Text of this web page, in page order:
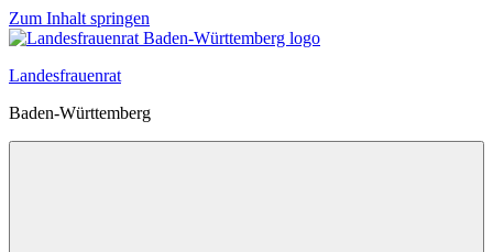
Zum Inhalt springen
Landesfrauenrat
Baden-Württemberg